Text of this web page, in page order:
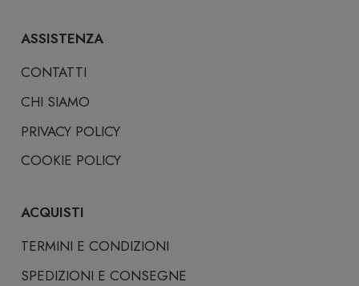
ASSISTENZA
CONTATTI
CHI SIAMO
PRIVACY POLICY
COOKIE POLICY
ACQUISTI
TERMINI E CONDIZIONI
SPEDIZIONI E CONSEGNE